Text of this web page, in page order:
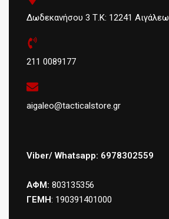
Δωδεκανήσου 3 Τ.Κ: 12241 Αιγάλεω
211 0089177
aigaleo@tacticalstore.gr
Viber/ Whatsapp: 6978302559
ΑΦΜ: 803135356
ΓΕΜΗ: 190391401000